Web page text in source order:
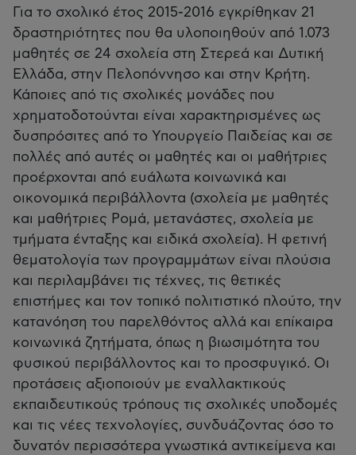
Για το σχολικό έτος 2015-2016 εγκρίθηκαν 21
δραστηριότητες που θα υλοποιηθούν από 1.073
μαθητές σε 24 σχολεία στη Στερεά και Δυτική
Ελλάδα, στην Πελοπόννησο και στην Κρήτη.
Κάποιες από τις σχολικές μονάδες που
χρηματοδοτούνται είναι χαρακτηρισμένες ως
δυσπρόσιτες από το Υπουργείο Παιδείας και σε
πολλές από αυτές οι μαθητές και οι μαθήτριες
προέρχονται από ευάλωτα κοινωνικά και
οικονομικά περιβάλλοντα (σχολεία με μαθητές
και μαθήτριες Ρομά, μετανάστες, σχολεία με
τμήματα ένταξης και ειδικά σχολεία). Η φετινή
θεματολογία των προγραμμάτων είναι πλούσια
και περιλαμβάνει τις τέχνες, τις θετικές
επιστήμες και τον τοπικό πολιτιστικό πλούτο, την
κατανόηση του παρελθόντος αλλά και επίκαιρα
κοινωνικά ζητήματα, όπως η βιωσιμότητα του
φυσικού περιβάλλοντος και το προσφυγικό. Οι
προτάσεις αξιοποιούν με εναλλακτικούς
εκπαιδευτικούς τρόπους τις σχολικές υποδομές
και τις νέες τεχνολογίες, συνδυάζοντας όσο το
δυνατόν περισσότερα γνωστικά αντικείμενα και